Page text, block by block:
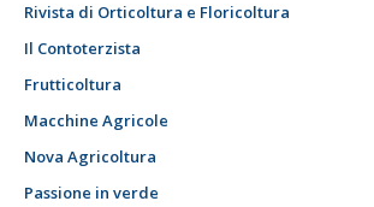
Rivista di Orticoltura e Floricoltura
Il Contoterzista
Frutticoltura
Macchine Agricole
Nova Agricoltura
Passione in verde